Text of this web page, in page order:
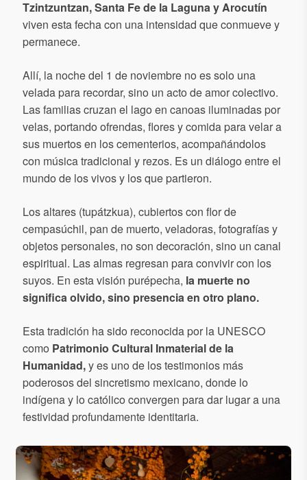
Tzintzuntzan, Santa Fe de la Laguna y Arocutín
viven esta fecha con una intensidad que conmueve y
permanece.
Allí, la noche del 1 de noviembre no es solo una
velada para recordar, sino un acto de amor colectivo.
Las familias cruzan el lago en canoas iluminadas por
velas, portando ofrendas, flores y comida para velar a
sus muertos en los cementerios, acompañándolos
con música tradicional y rezos. Es un diálogo entre el
mundo de los vivos y los que partieron.
Los altares (tupátzkua), cubiertos con flor de
cempasúchil, pan de muerto, veladoras, fotografías y
objetos personales, no son decoración, sino un canal
espiritual. Las almas regresan para convivir con los
suyos. En esta visión purépecha, la muerte no
significa olvido, sino presencia en otro plano.
Esta tradición ha sido reconocida por la UNESCO
como Patrimonio Cultural Inmaterial de la
Humanidad,y es uno de los testimonios más
poderosos del sincretismo mexicano, donde lo
indígena y lo católico convergen para dar lugar a una
festividad profundamente identitaria.